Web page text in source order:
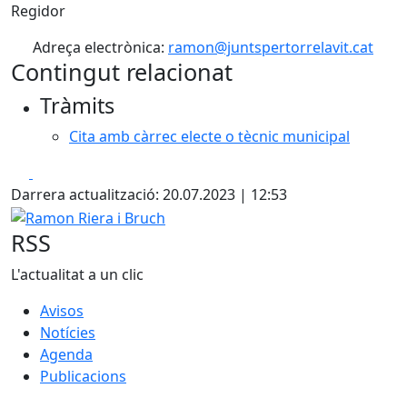
Regidor
Adreça electrònica: ramon@juntspertorrelavit.cat
Contingut relacionat
Tràmits
Cita amb càrrec electe o tècnic municipal
Darrera actualització: 20.07.2023 | 12:53
Ramon Riera i Bruch
RSS
L'actualitat a un clic
Avisos
Notícies
Agenda
Publicacions